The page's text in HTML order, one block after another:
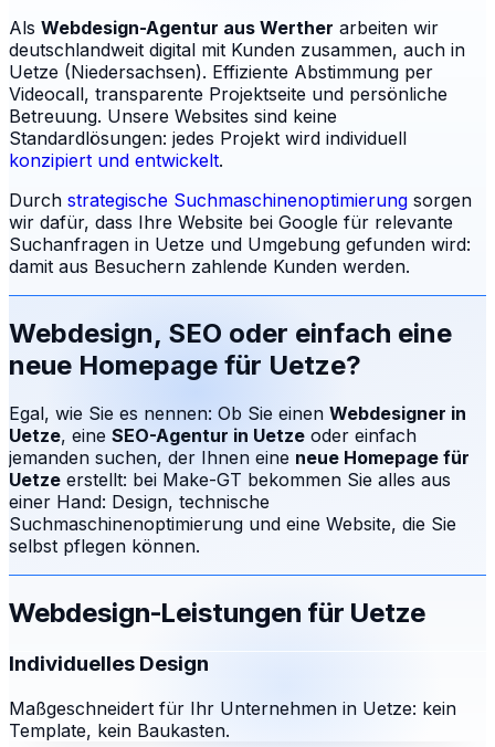
Als Webdesign-Agentur aus Werther arbeiten wir
deutschlandweit digital mit Kunden zusammen, auch in
Uetze (Niedersachsen). Effiziente Abstimmung per
Videocall, transparente Projektseite und persönliche
Betreuung. Unsere Websites sind keine
Standardlösungen: jedes Projekt wird individuell
konzipiert und entwickelt.
Durch strategische Suchmaschinenoptimierung sorgen
wir dafür, dass Ihre Website bei Google für relevante
Suchanfragen in Uetze und Umgebung gefunden wird:
damit aus Besuchern zahlende Kunden werden.
Webdesign, SEO oder einfach eine
neue Homepage für Uetze?
Egal, wie Sie es nennen: Ob Sie einen Webdesigner in
Uetze, eine SEO-Agentur in Uetze oder einfach
jemanden suchen, der Ihnen eine neue Homepage für
Uetze erstellt: bei Make-GT bekommen Sie alles aus
einer Hand: Design, technische
Suchmaschinenoptimierung und eine Website, die Sie
selbst pflegen können.
Webdesign-Leistungen für Uetze
Individuelles Design
Maßgeschneidert für Ihr Unternehmen in Uetze: kein
Template, kein Baukasten.